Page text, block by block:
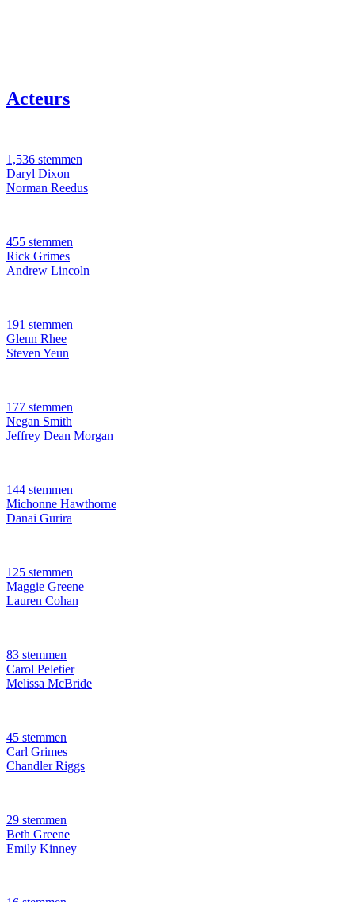
Acteurs
1,536 stemmen
Daryl Dixon
Norman Reedus
455 stemmen
Rick Grimes
Andrew Lincoln
191 stemmen
Glenn Rhee
Steven Yeun
177 stemmen
Negan Smith
Jeffrey Dean Morgan
144 stemmen
Michonne Hawthorne
Danai Gurira
125 stemmen
Maggie Greene
Lauren Cohan
83 stemmen
Carol Peletier
Melissa McBride
45 stemmen
Carl Grimes
Chandler Riggs
29 stemmen
Beth Greene
Emily Kinney